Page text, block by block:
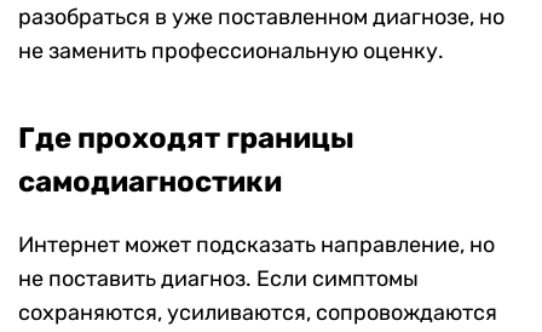
разобраться в уже поставленном диагнозе, но
не заменить профессиональную оценку.
Где проходят границы
самодиагностики
Интернет может подсказать направление, но
не поставить диагноз. Если симптомы
сохраняются, усиливаются, сопровождаются